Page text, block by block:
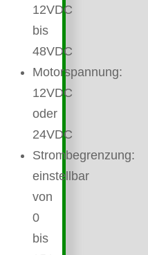
12VDC
bis
48VDC
Motorspannung:
12VDC
oder
24VDC
Strombegrenzung:
einstellbar
von
0
bis